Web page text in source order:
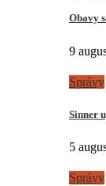
Obavy
9
Správy
Sinner
5
Správy